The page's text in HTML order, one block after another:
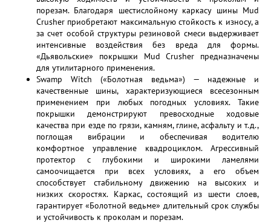
порезам. Благодаря шестислойному каркасу шины Mud
Crusher приобретают максимальную стойкость к износу, а
за счет особой структуры резиновой смеси выдерживает
интенсивные воздействия без вреда для формы.
«Дьявольские» покрышки Mud Crusher предназначены
для утилитарного применения.
Swamp Witch («Болотная ведьма») — надежные и
качественные шины, характеризующиеся всесезонным
применением при любых погодных условиях. Такие
покрышки демонстрируют превосходные ходовые
качества при езде по грязи, камням, глине, асфальту и т.д.,
поглощая вибрации и обеспечивая водителю
комфортное управление квадроциклом. Агрессивный
протектор с глубокими и широкими ламелями
самоочищается при всех условиях, а его объем
способствует стабильному движению на высоких и
низких скоростях. Каркас, состоящий из шести слоев,
гарантирует «Болотной ведьме» длительный срок службы
и устойчивость к проколам и порезам.